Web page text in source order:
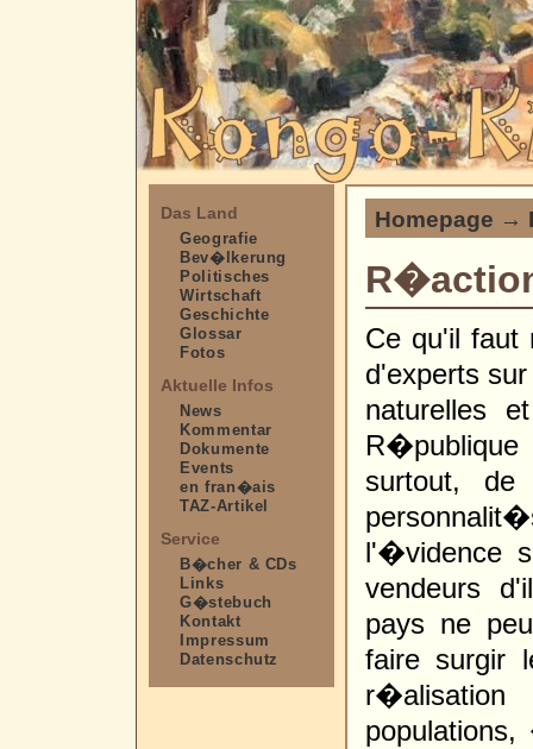
Das Land
Geografie
Bev�lkerung
Politisches
Wirtschaft
Geschichte
Glossar
Fotos
Aktuelle Infos
News
Kommentar
Dokumente
Events
en fran�ais
TAZ-Artikel
Service
B�cher & CDs
Links
G�stebuch
Kontakt
Impressum
Datenschutz
Homepage →
Ce qu'il faut
d'experts
naturelles
surtout,
l'�vidence
vendeurs
pays ne
faire surgir